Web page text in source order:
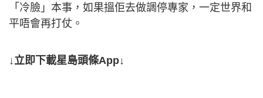
「冷臉」本事，如果搵佢去做調停專家，一定世界和
平唔會再打仗。
↓立即下載星島頭條App↓